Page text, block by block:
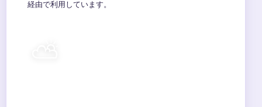
経由で利用しています。